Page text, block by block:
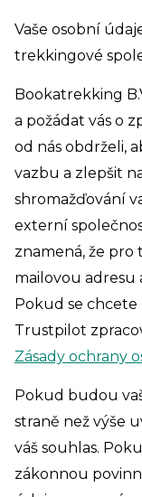
Vaše osobní
trekkingové
Bookatrekking
a požádat vás o
od nás obdrželi,
vazbu a zlepšit
shromažďování
externí
znamená, že pro
mailovou adresu
Pokud se
Trustpilot
Zásady ochrany
Pokud budou
straně než výše
váš souhlas.
zákonnou